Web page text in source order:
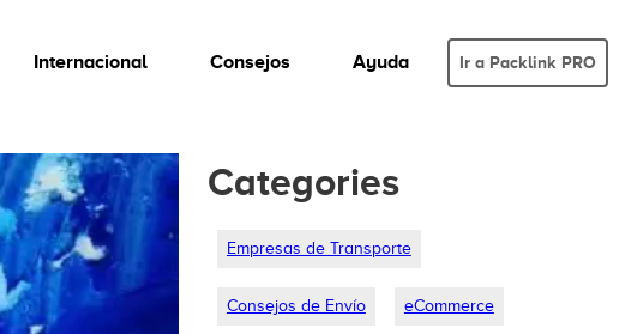
Internacional Consejos Ayuda Ir a Packlink PRO
Categories
Empresas de Transporte
Consejos de Envío eCommerce